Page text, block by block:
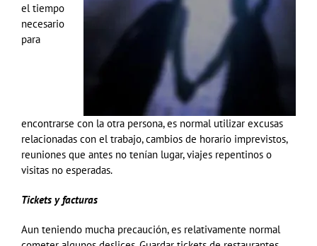
el tiempo
necesario
para
encontrarse con la otra persona, es normal utilizar excusas
relacionadas con el trabajo, cambios de horario imprevistos,
reuniones que antes no tenían lugar, viajes repentinos o
visitas no esperadas.
Tickets y facturas
Aun teniendo mucha precaución, es relativamente normal